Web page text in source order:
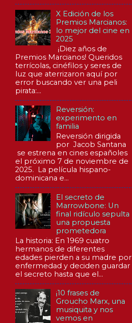
X Edición de los
Premios Marcianos:
lo mejor del cine en
2025
¡Diez años de
Premios Marcianos! Queridos
terrícolas, cinéfilos y seres de
luz que aterrizaron aquí por
error buscando ver una peli
pirata:...
Reversión:
experimento en
familia
Reversión dirigida
por Jacob Santana
se estrena en cines españoles
el próximo 7 de noviembre de
2025. La película hispano-
dominicana e...
El secreto de
Marrowbone: Un
final ridículo sepulta
una propuesta
prometedora
La historia: En 1969 cuatro
hermanos de diferentes
edades pierden a su madre por
enfermedad y deciden guardar
el secreto hasta que el...
¡10 frases de
Groucho Marx, una
musiquita y nos
vemos en